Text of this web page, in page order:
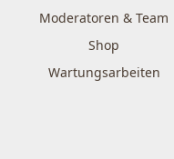
Moderatoren & Team
Shop
Wartungsarbeiten